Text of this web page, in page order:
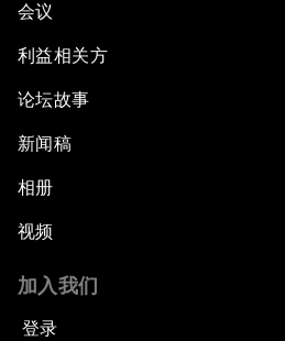
会议
利益相关方
论坛故事
新闻稿
相册
视频
加入我们
登录